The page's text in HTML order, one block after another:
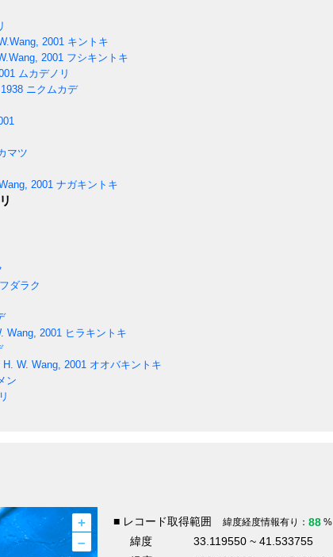
2001 キントキ
2001 フシキントキ
ムカデノリ
ニクムカデ
マツ
2001 ナガキントキ
フダラク
Wang, 2001
ヒラキントキ
W. Wang, 2001 オオバキントキ
ン
+
–
■ レコード取得範囲 緯度経度情報有り： 88 %
緯度
33.119550 ~ 41.533755